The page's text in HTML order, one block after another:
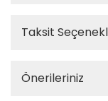
Taksit
Önerileriniz